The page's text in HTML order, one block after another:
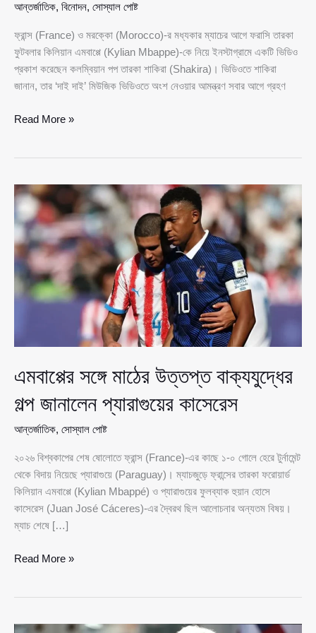
আন্তর্জাতিক, বিনোদন, সোস্যাল পোষ্ট
ফ্রান্স (France) ও মরক্কো (Morocco)-র মধ্যকার ম্যাচের আগে ফরাসি তারকা
ফুটবলার কিলিয়ান এমবাপ্পে (Kylian Mbappe)-কে নিয়ে ইনস্টাগ্রামে একটি ভিডিও
প্রকাশ করেছেন কলম্বিয়ান পপ তারকা শাকিরা (Shakira)। ভিডিওতে শাকিরা
জানান, তার ‘দাই দাই’ মিউজিক ভিডিওতে অংশ নেওয়ার আমন্ত্রণ সবার আগে গ্রহণ
ফ্রান্স–
এমবাপ্পেকে
ঘিরে
শাকিরার
কৃতজ্ঞতার
বার্তা
Read More »
এমবাপ্পের সঙ্গে মাঠের উত্তপ্ত বাক্যযুদ্ধের
গল্প জানালেন প্যারাগুয়ের কাসেরেস
আন্তর্জাতিক, সোস্যাল পোষ্ট
২০২৬ বিশ্বকাপের শেষ ষোলোতে ফ্রান্স (France)-এর কাছে ১-০ গোলে হেরে টুর্নামেন্ট
থেকে বিদায় নিয়েছে প্যারাগুয়ে (Paraguay)। ম্যাচজুড়ে ফ্রান্সের তারকা ফরোয়ার্ড
কিলিয়ান এমবাপ্পে (Kylian Mbappé) ও প্যারাগুয়ের ফুলব্যাক হুয়ান হোসে
কাসেরেস (Juan José Cáceres)-এর দ্বৈরথ ছিল আলোচনার অন্যতম বিষয়।
ম্যাচ শেষে […]
এমবাপ্পের
বাক্যযুদ্ধের
Read More »